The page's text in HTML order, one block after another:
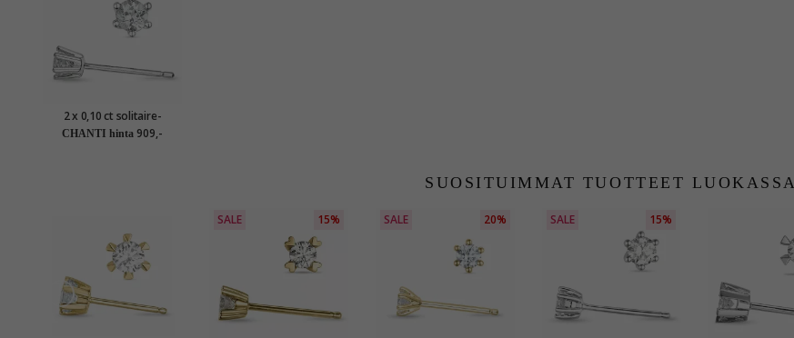
2 x 0,10 ct solitaire-
nappikorvakorut 14
CHANTI hinta 909,-
SUOSITUIMMAT TUOTTEET LUOKASSA
SALE 15% SALE 20% SALE 15%